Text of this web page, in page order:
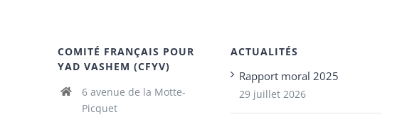
COMITÉ FRANÇAIS POUR
YAD VASHEM (CFYV)
6 avenue de la Motte-
Picquet
ACTUALITÉS
Rapport moral 2025
29 juillet 2026